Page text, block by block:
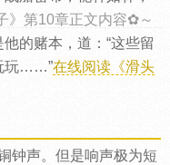
》第10章正文内容✿～
的赌本，道：“这些留
玩……”在线阅读《滑头
钟声。但是响声极为短